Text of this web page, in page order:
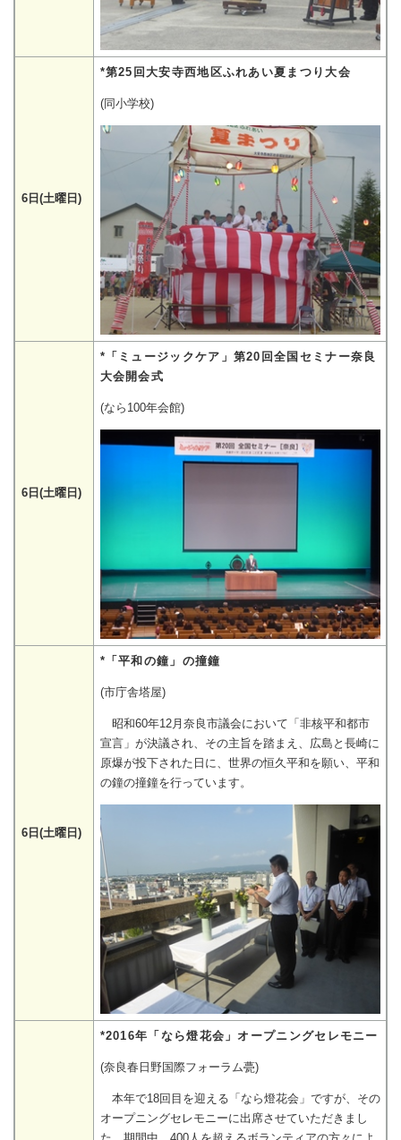
6日(土曜日)
*第25回大安寺西地区ふれあい夏まつり大会
(同小学校)
6日(土曜日)
*「ミュージックケア」第20回全国セミナー奈良
大会開会式
(なら100年会館)
6日(土曜日)
*「平和の鐘」の撞鐘
(市庁舎塔屋)
昭和60年12月奈良市議会において「非核平和都市
宣言」が決議され、その主旨を踏まえ、広島と長崎に
原爆が投下された日に、世界の恒久平和を願い、平和
の鐘の撞鐘を行っています。
*2016年「なら燈花会」オープニングセレモニー
(奈良春日野国際フォーラム甍)
本年で18回目を迎える「なら燈花会」ですが、その
オープニングセレモニーに出席させていただきまし